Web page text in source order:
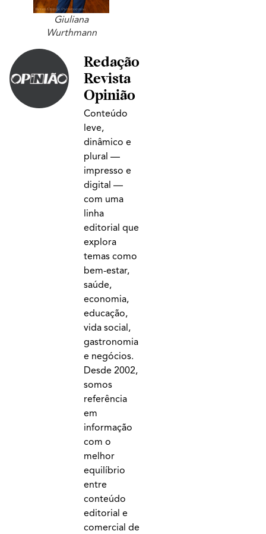
Giuliana
Wurthmann
Redação
Revista
Opinião
Conteúdo
leve,
dinâmico e
plural —
impresso e
digital —
com uma
linha
editorial que
explora
temas como
bem-estar,
saúde,
economia,
educação,
vida social,
gastronomia
e negócios.
Desde 2002,
somos
referência
em
informação
com o
melhor
equilíbrio
entre
conteúdo
editorial e
comercial de